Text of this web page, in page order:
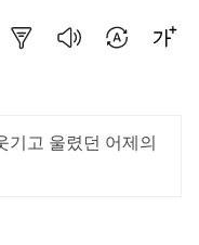
기고 울렸던 어제의